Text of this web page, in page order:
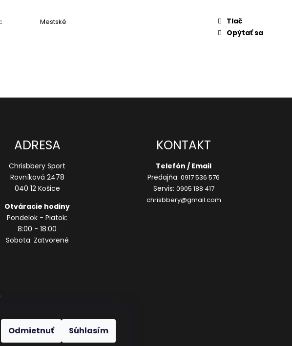
Odmietnuť Súhlasím
: Mestské
Tlač
Opýtať sa
ADRESA
Chrisbbery Sport
Rovníková 2478
040 12 Košice
Otváracie hodiny
Pondelok - Piatok:
8:00 - 18:00
Sobota: Zatvorené
KONTAKT
Telefón / Email
Predajňa: 0917 536 576
Servis: 0905 188 417
chrisbbery@gmail.com